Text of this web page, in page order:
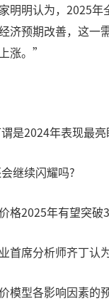
明明认为，2025
济预期改善，这一
涨。”
是2024年表现最
继续闪耀吗?
格2025年有望突破
首席分析师齐丁认
模型各影响因素的